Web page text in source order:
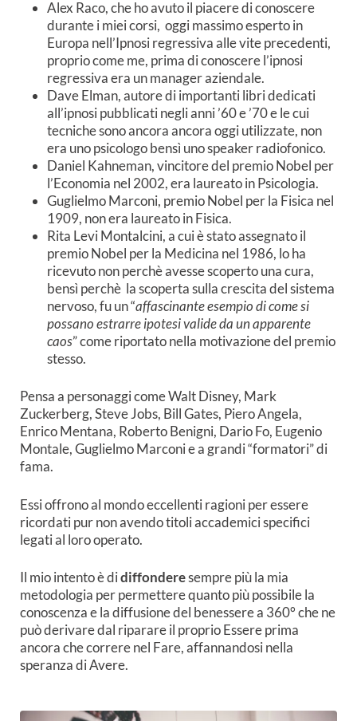
Alex Raco, che ho avuto il piacere di conoscere
durante i miei corsi, oggi massimo esperto in
Europa nell’Ipnosi regressiva alle vite precedenti,
proprio come me, prima di conoscere l’ipnosi
regressiva era un manager aziendale.
Dave Elman, autore di importanti libri dedicati
all’ipnosi pubblicati negli anni ’60 e ’70 e le cui
tecniche sono ancora ancora oggi utilizzate, non
era uno psicologo bensì uno speaker radiofonico.
Daniel Kahneman, vincitore del premio Nobel per
l’Economia nel 2002, era laureato in Psicologia.
Guglielmo Marconi, premio Nobel per la Fisica nel
1909, non era laureato in Fisica.
Rita Levi Montalcini,a cui è stato assegnato il
premio Nobel per la Medicina nel 1986, lo ha
ricevuto non perchè avesse scoperto una cura,
bensì perchè la scoperta sulla crescita del sistema
nervoso, fu un “affascinante esempio di come si
possano estrarre ipotesi valide da un apparente
caos” come riportato nella motivazione del premio
stesso.
Pensa a personaggi come Walt Disney, Mark
Zuckerberg, Steve Jobs, Bill Gates, Piero Angela,
Enrico Mentana, Roberto Benigni, Dario Fo, Eugenio
Montale, Guglielmo Marconi e a grandi “formatori” di
fama.
Essi offrono al mondo eccellenti ragioni per essere
ricordati pur non avendo titoli accademici specifici
legati al loro operato.
Il mio intento è didiffonderesempre più la mia
metodologia per permettere quanto più possibile la
conoscenza e la diffusione del benessere a 360° che ne
può derivare dal riparare il proprio Essere prima
ancora che correre nel Fare, affannandosi nella
speranza di Avere.